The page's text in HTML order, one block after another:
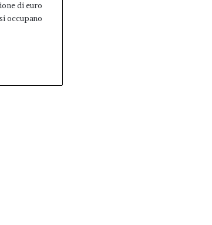
di euro
occupano